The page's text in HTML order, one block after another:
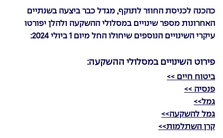
כהכנה לכניסת החוזר לתוקף, מגדל כבר ביצעה בשנתיים
האחרונות מספר שינויים במסלולי ההשקעה ולהלן יפורטו
עיקרי השינויים הנוספים שיחולו החל מיום 1 ביולי 2024:
פירוט השינויים במסלולי ההשקעה:
ביטוח חיים >>
פנסיה >>
גמל>>
גמל להשקעה>>
קרן השתלמות>>